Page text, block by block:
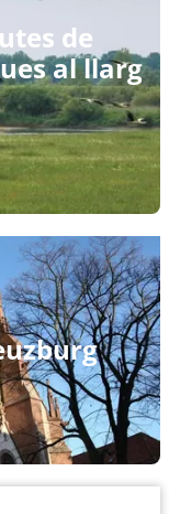
de
al llarg